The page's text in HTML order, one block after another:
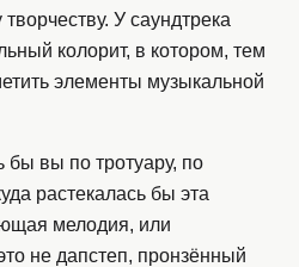
У саундтрека
колорит, в котором, тем
элементы музыкальной
вы по тротуару, по
растекалась бы эта
мелодия, или
не дапстеп, пронзённый